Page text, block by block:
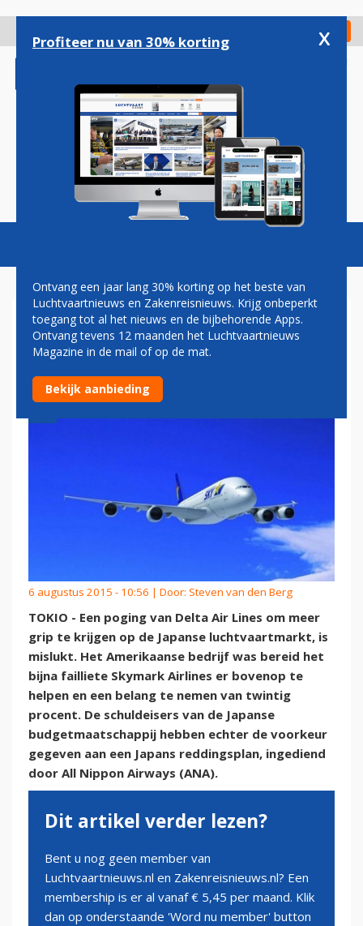
gaan
Check in
Magazine Podcasts Vacatures
SCHULDEISERS SKYMARK
KIEZEN ANA BOVEN DELTA
6 augustus 2015 - 10:56 | Door: Steven van den Berg
TOKIO - Een poging van Delta Air Lines om meer
grip te krijgen op de Japanse luchtvaartmarkt, is
mislukt. Het Amerikaanse bedrijf was bereid het
bijna failliete Skymark Airlines er bovenop te
helpen en een belang te nemen van twintig
procent. De schuldeisers van de Japanse
budgetmaatschappij hebben echter de voorkeur
gegeven aan een Japans reddingsplan, ingediend
door All Nippon Airways (ANA).
Dit artikel verder lezen?
Bent u nog geen member van
Luchtvaartnieuws.nl en Zakenreisnieuws.nl? Een
membership is er al vanaf € 5,45 per maand. Klik
dan op onderstaande 'Word nu member' button
Profiteer nu van 30% korting x
Ontvang een jaar lang 30% korting op het beste van
Luchtvaartnieuws en Zakenreisnieuws. Krijg onbeperkt
toegang tot al het nieuws en de bijbehorende Apps.
Ontvang tevens 12 maanden het Luchtvaartnieuws
Magazine in de mail of op de mat.
Bekijk aanbieding